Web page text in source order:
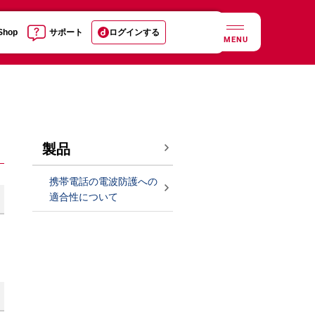
サポート ログインする
MENU
製品
携帯電話の電波防護への
適合性について